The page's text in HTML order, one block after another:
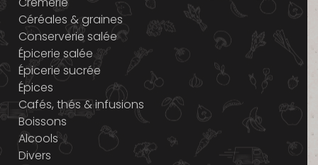
Céréales & graines
Conserverie salée
Épicerie salée
Épicerie sucrée
Épices
Cafés, thés & infusions
Boissons
Alcools
Divers